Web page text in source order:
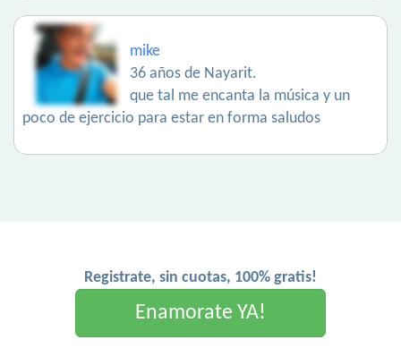
mike
36 años de Nayarit.
que tal me encanta la música y un
poco de ejercicio para estar en forma saludos
Registrate, sin cuotas, 100% gratis!
Enamorate YA!